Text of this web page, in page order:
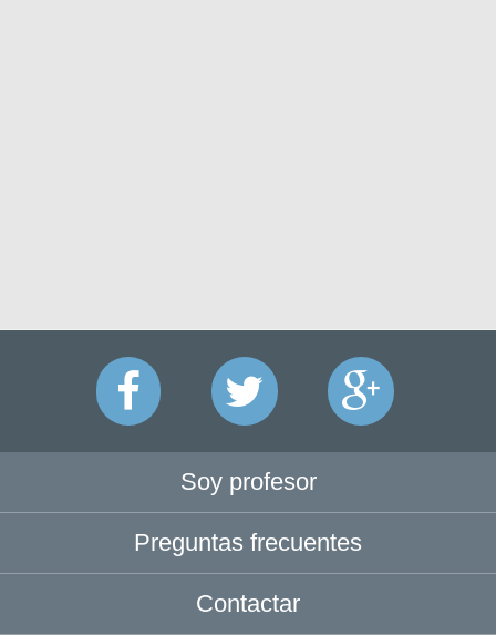
Soy profesor
Preguntas frecuentes
Contactar